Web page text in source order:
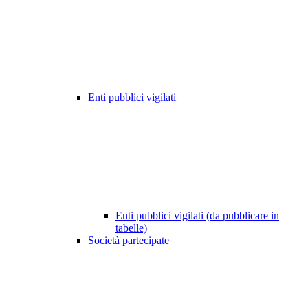
Enti pubblici vigilati
Enti pubblici vigilati (da pubblicare in
tabelle)
Società partecipate